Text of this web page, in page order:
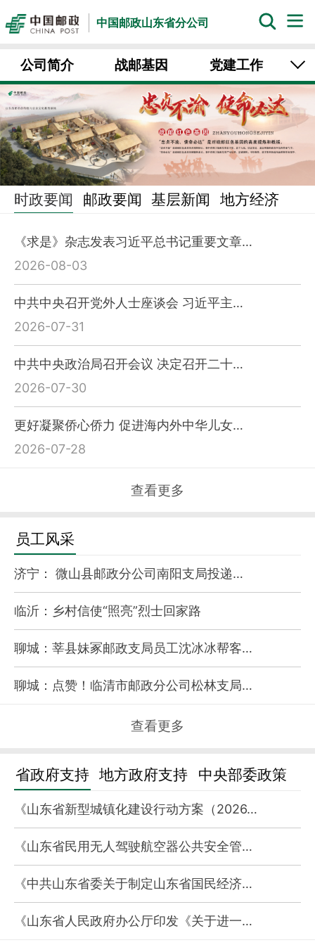
中国邮政山东省分公司
公司简介 战邮基因
党建工作
人文山东
中国邮政业务
官网
时政要闻 邮政要闻 基层新闻
地方经济
《求是》杂志发表习近平总书记重要文章…
2026-08-03
中共中央召开党外人士座谈会 习近平主…
2026-07-31
中共中央政治局召开会议 决定召开二十…
2026-07-30
更好凝聚侨心侨力 促进海内外中华儿女…
2026-07-28
查看更多
员工风采
济宁： 微山县邮政分公司南阳支局投递…
临沂：乡村信使“照亮”烈士回家路
聊城：莘县妹冢邮政支局员工沈冰冰帮客…
聊城：点赞！临清市邮政分公司松林支局…
查看更多
省政府支持 地方政府支持 中央部委政策
《山东省新型城镇化建设行动方案（2026…
《山东省民用无人驾驶航空器公共安全管…
《中共山东省委关于制定山东省国民经济…
《山东省人民政府办公厅印发《关于进一…